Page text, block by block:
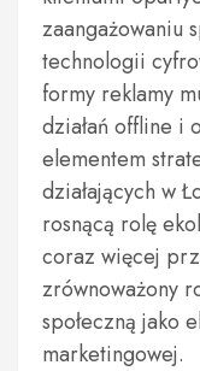
zaangażowaniu
technologii
formy reklamy
działań offline i
elementem
działających w
rosnącą rolę
coraz więcej
zrównoważony
społeczną jako
marketingowej.